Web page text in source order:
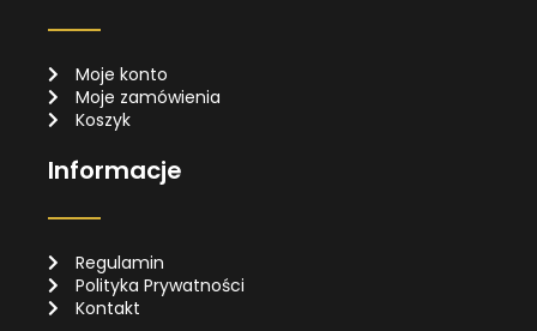
Moje konto
Moje zamówienia
Koszyk
Informacje
Regulamin
Polityka Prywatności
Kontakt